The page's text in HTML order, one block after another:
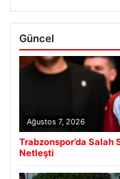
Güncel
Ağustos 7, 2026
Trabzonspor’da Salah
Netleşti